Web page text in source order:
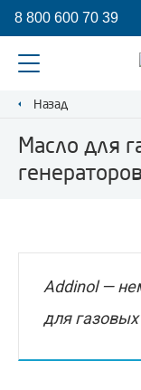
8 800 600 70 39
Назад
Масло для
генераторов
Addinol —
для